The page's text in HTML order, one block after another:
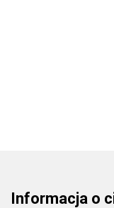
Informacja o